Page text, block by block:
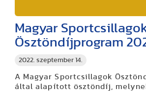
2022. szeptember 14.
Magyar
Ösztöndíjprogram
A Magyar Sportcsillagok
által alapított ösztöndíj,